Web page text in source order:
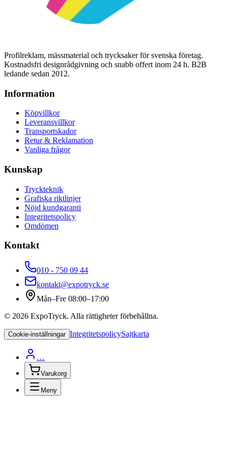
Profilreklam, mässmaterial och trycksaker för svenska företag.
Kostnadsfri designrådgivning och snabb offert inom 24 h. B2B
ledande sedan 2012.
Information
Köpvillkor
Leveransvillkor
Transportskador
Retur & Reklamation
Vanliga frågor
Kunskap
Tryckteknik
Grafiska riktlinjer
Nöjd kundgaranti
Integritetspolicy
Omdömen
Kontakt
010 - 750 09 44
kontakt@expotryck.se
Mån–Fre 08:00–17:00
© 2026 ExpoTryck. Alla rättigheter förbehållna.
Cookie-inställningar IntegritetspolicySajtkarta
…
Varukorg
Meny